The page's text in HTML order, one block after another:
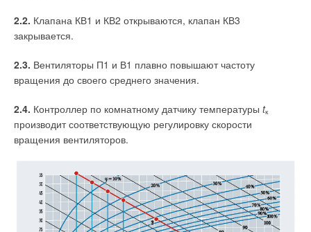
2.2. Клапана КВ1 и КВ2 открываются, клапан КВ3
закрывается.
2.3. Вентиляторы П1 и В1 плавно повышают частоту
вращения до своего среднего значения.
2.4. Контроллер по комнатному датчику температуры tк
производит соответствующую регулировку скорости
вращения вентиляторов.